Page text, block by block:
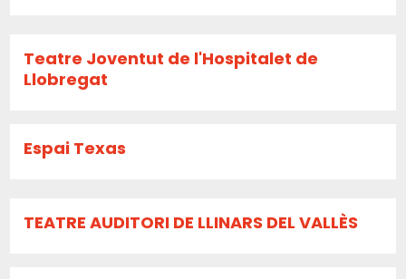
Teatre Joventut de l'Hospitalet de
Llobregat
Espai Texas
TEATRE AUDITORI DE LLINARS DEL VALLÈS